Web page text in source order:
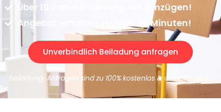
Über 15 Jahre Erfahrung mit Umzügen!
Angebot erhalten in unter 30 Minuten!
Unverbindlich Beiladung anfragen
Beiladung-Anfragen sind zu 100% kostenlos & unverbindlich!